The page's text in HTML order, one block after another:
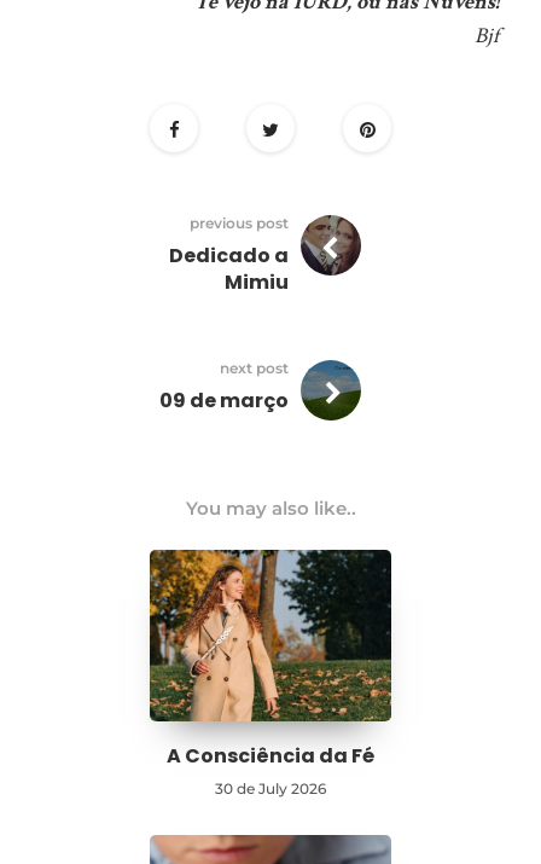
Bjf
previous post
Dedicado a
Mimiu
next post
09 de março
You may also like..
A Consciência da Fé
30 de July 2026